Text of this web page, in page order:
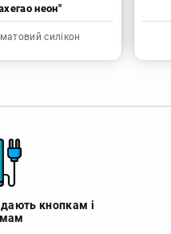
неон"
силікон
кнопкам і